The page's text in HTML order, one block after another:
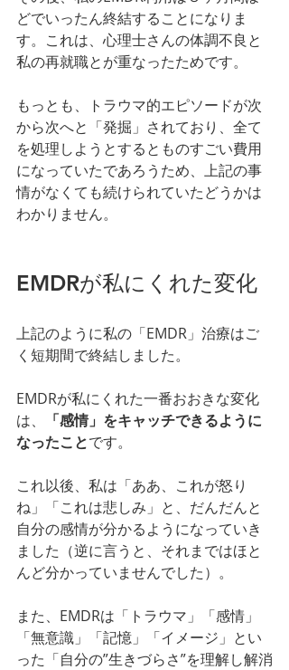
どでいったん終結することになりま
す。これは、心理士さんの体調不良と
私の再就職とが重なったためです。
もっとも、トラウマ的エピソードが次
から次へと「発掘」されており、全て
を処理しようとするとものすごい費用
になっていたであろうため、上記の事
情がなくても続けられていたどうかは
わかりません。
EMDRが私にくれた変化
上記のように私の「EMDR」治療はご
く短期間で終結しました。
EMDRが私にくれた一番おおきな変化
は、
「感情」をキャッチできるように
なったことです。
これ以後、私は「ああ、これが怒り
ね」「これは悲しみ」と、だんだんと
自分の感情が分かるようになっていき
ました（逆に言うと、それまではほと
んど分かっていませんでした）。
また、EMDRは「トラウマ」「感情」
「無意識」「記憶」「イメージ」とい
った「自分の”生きづらさ”を理解し解消